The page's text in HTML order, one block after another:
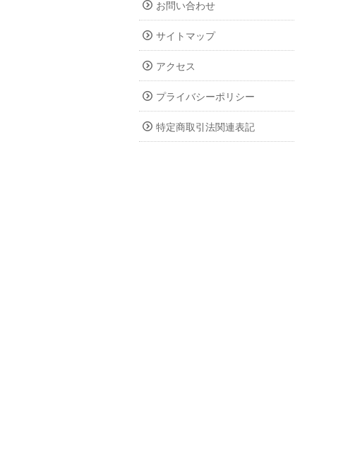
お問い合わせ
サイトマップ
アクセス
プライバシーポリシー
特定商取引法関連表記